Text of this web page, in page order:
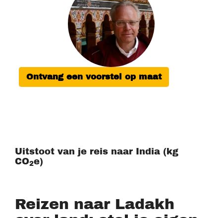
Ontvang een voorstel op maat
Uitstoot van je reis naar India (kg
CO2e)
Reizen naar Ladakh